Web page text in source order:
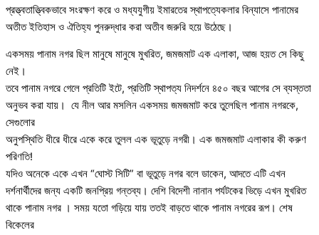
প্রত্ত্বতাত্ত্বিকভাবে সংরক্ষণ করে ও মধ্যযুগীয় ইমারতের স্থাপত্যেকলার বিন্যাসে পানামের
অতীত ইতিহাস ও ঐতিহ্য পুনরুদ্ধার করা অতীব জরুরি হয়ে উঠেছে।
একসময় পানাম নগর ছিল মানুষে মানুষে মুখরিত, জমজমাট এক এলাকা, আজ হয়ত সে কিছু
নেই।
তবে পানাম নগরে গেলে প্রতিটি ইটে, প্রতিটি স্থাপত্য নিদর্শনে ৪৫০ বছর আগের সে ব্যস্ততা
অনুভব করা যায়। যে নীল আর মসলিন একসময় জমজমাট করে তুলেছিল পানাম নগরকে,
সেগুলোর
অনুপস্থিতি ধীরে ধীরে একে করে তুলল এক ভূতুড়ে নগরী। এক জমজমাট এলাকার কী করুণ
পরিণতি!
যদিও অনেকে একে এখন “ঘোস্ট সিটি” বা ভূতুড়ে নগর বলে ডাকেন, আদতে এটি এখন
দর্শনার্থীদের জন্য একটি জনপ্রিয় গন্তব্য। দেশি বিদেশী নানান পর্যটকের ভিড়ে এখন মুখরিত
থাকে পানাম নগর । সময় যতো গড়িয়ে যায় ততই বাড়তে থাকে পানাম নগরের রূপ। শেষ
বিকেলের